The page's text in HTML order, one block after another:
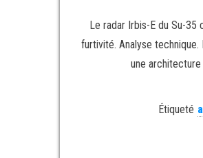
Le radar Irbis-E du Su-
furtivité. Analyse
une
Étiqueté